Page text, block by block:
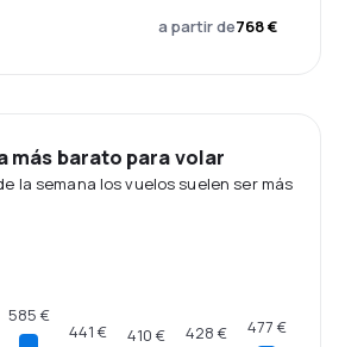
a partir de768 €
más barato para volar
la semana los vuelos suelen ser más
585 €
441 € 410 € 428 € 477 €